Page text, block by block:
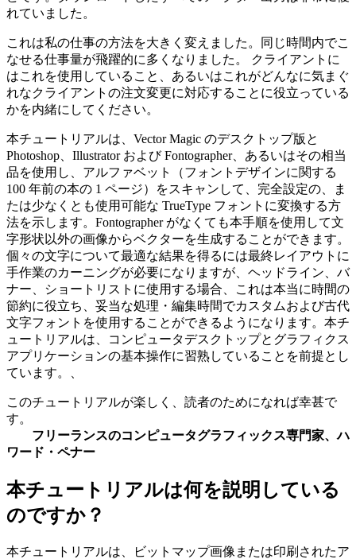
れていました。
これは私の仕事の方法を大きく変えました。同じ時間内でこ
なせる仕事量が飛躍的に多くなりました。 クライアントに
はこれを使用していること、あるいはこれがどんなに気まぐ
れなクライアントの注文変更に対応することに役立っている
かを内緒にしてください。
本チュートリアルは、Vector Magic のデスクトップ版と
Photoshop、Illustrator および Fontographer、あるいはその相当
品を使用し、アルファベット（フォントデザインに関する
100 年前の本の 1 ページ）をスキャンして、完全設定の、ま
たは少なくとも使用可能な TrueType フォントに変換する方
法を示します。Fontographer がなくても本手順を使用して文
字形状以外の画像からベクターを生成することができます。
個々の文字について最適な結果を得るには最終レイアウトに
手作業のカーニングが必要になりますが、ヘッドライン、バ
ナー、ショートリストに使用する場合、これは本当に時間の
節約に役立ち、妥当な処理・編集時間でカスタムおよび古代
文字フォントを使用することができるようになります。本チ
ュートリアルは、コンピュータデスクトップとグラフィクス
アプリケーションの基本操作に習熟していることを前提とし
ています。、
このチュートリアルが楽しく、読者のためになれば幸甚で
す。
フリーランスのコンピュータグラフィックス専門家、ハ
ワード・ペナー
本チュートリアルは何を説明している
のですか？
本チュートリアルは、ビットマップ画像または印刷されたア